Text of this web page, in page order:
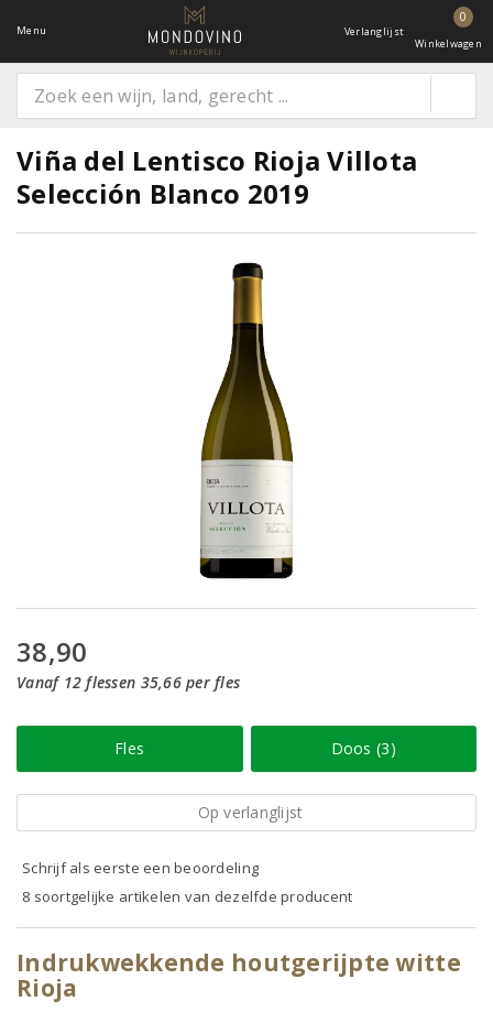
Menu Verlanglijst
0
Winkelwagen
Viña del Lentisco Rioja Villota
Selección Blanco 2019
38,90
Vanaf 12 flessen 35,66 per fles
Fles Doos (3)
Op verlanglijst
Schrijf als eerste een beoordeling
8 soortgelijke artikelen van dezelfde producent
Indrukwekkende houtgerijpte witte
Rioja